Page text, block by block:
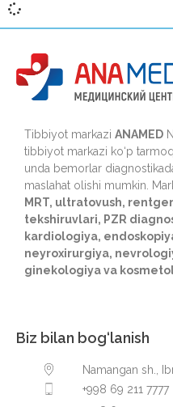
Tibbiyot markazi ANAMED
tibbiyot markazi ko‘p
unda bemorlar
maslahat olishi mumkin.
MRT, ultratovush,
tekshiruvlari, PZR
kardiologiya,
neyroxirurgiya,
ginekologiya va
Biz bilan bog‘lanish
Namangan sh.,
+998 69 211 7777